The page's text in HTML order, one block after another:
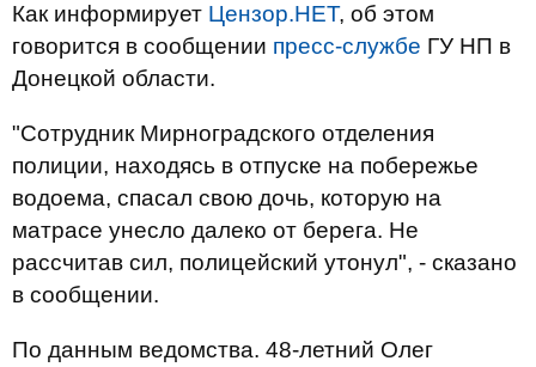
Как информирует Цензор.НЕТ, об этом
говорится в сообщении пресс-службе ГУ НП в
Донецкой области.
"Сотрудник Мирноградского отделения
полиции, находясь в отпуске на побережье
водоема, спасал свою дочь, которую на
матрасе унесло далеко от берега. Не
рассчитав сил, полицейский утонул", - сказано
в сообщении.
По данным ведомства. 48-летний Олег